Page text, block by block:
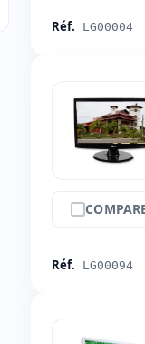
Réf. LG00004
Réf. LG00094